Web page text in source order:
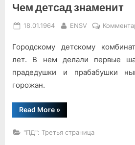
Чем детсад знаменит
Posted
18.01.1964 By
ENSV
Городскому детскому
лет. В нем делали первые
прадедушки и прабабушки
горожан.
Read More“Чем
детсад
»
"ПД": Третья страница